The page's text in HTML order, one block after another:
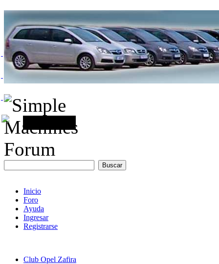
Inicio
Foro
Ayuda
Ingresar
Registrarse
Club Opel Zafira